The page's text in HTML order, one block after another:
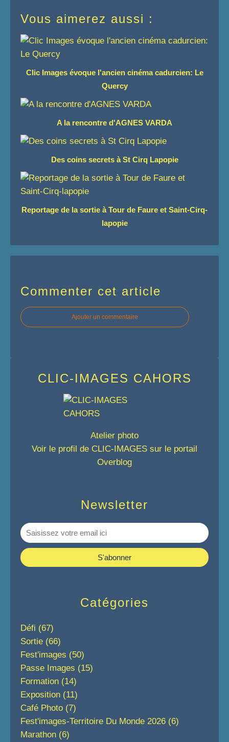
Vous aimerez aussi :
Clic Images évoque l'ancien cinéma cadurcien: Le
Quercy
A la rencontre d'AGNES VARDA
Des coins secrets à St Cirq Lapopie
Reportage de la sortie à Tour de Faure et Saint-Cirq-
lapopie
Commenter cet article
Ajouter un commentaire
Newsletter
Catégories
Défi (67)
Sortie (66)
Fest'images (50)
Passe Images (15)
Formation (14)
Exposition (11)
Café Photo (7)
Fest'images-Territoire Du Monde 2026 (6)
Marathon (6)
CLIC-IMAGES CAHORS
Atelier photo
Voir le profil de CLIC-IMAGES sur le portail
Overblog